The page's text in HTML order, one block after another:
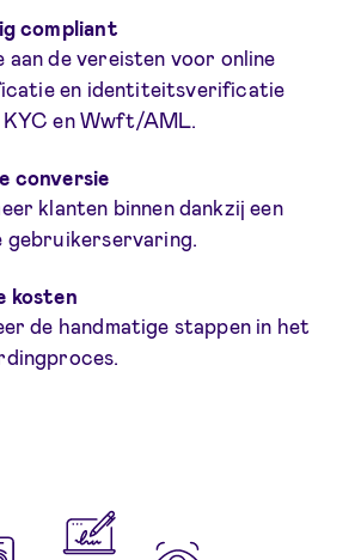
Voordelen
compliant
aan de vereisten voor online
en identiteitsverificatie
en Wwft/AML.
conversie
klanten binnen dankzij een
gebruikerservaring.
kosten
de handmatige stappen in het